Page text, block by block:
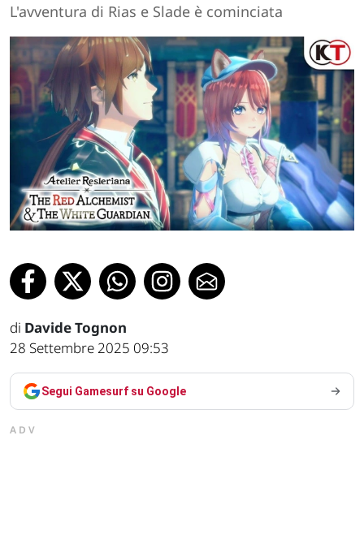
L'avventura di Rias e Slade è cominciata
di Davide Tognon
28 Settembre 2025 09:53
Segui Gamesurf su Google
ADV